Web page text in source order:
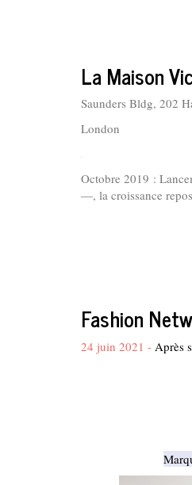
La Maison
Saunders Bldg, 202
London
.
Octobre 2019 :
—, la croissance
Fashion
24 juin 2021 - Après